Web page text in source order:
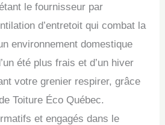
le fournisseur par
d’entretoit qui combat la
environnement domestique
été plus frais et d’un hiver
votre grenier respirer, grâce
Toiture Éco Québec.
et engagés dans le